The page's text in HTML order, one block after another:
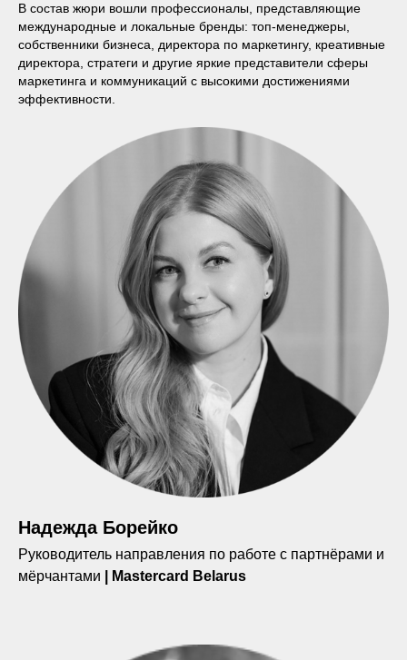
В состав жюри вошли профессионалы, представляющие
международные и локальные бренды: топ-менеджеры,
собственники бизнеса, директора по маркетингу, креативные
директора, стратеги и другие яркие представители сферы
маркетинга и коммуникаций с высокими достижениями
эффективности.
Надежда Борейко
Руководитель направления по работе с партнёрами и
мёрчантами | Mastercard Belarus